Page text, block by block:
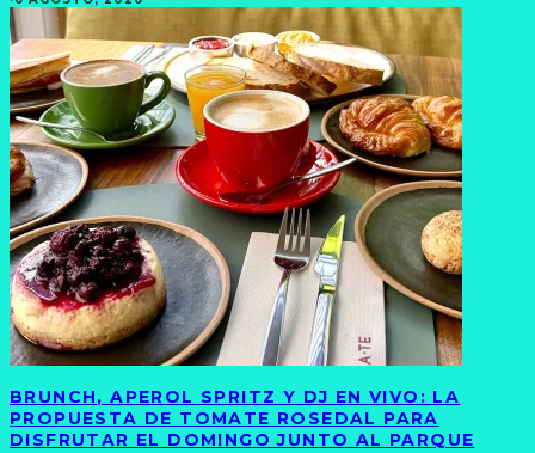
BRUNCH, APEROL SPRITZ Y DJ EN VIVO: LA
PROPUESTA DE TOMATE ROSEDAL PARA
DISFRUTAR EL DOMINGO JUNTO AL PARQUE